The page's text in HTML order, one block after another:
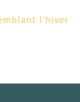
l'hiver